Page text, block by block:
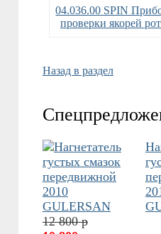
04.036.00 SPIN
проверки якорей
Назад в раздел
12 800 р